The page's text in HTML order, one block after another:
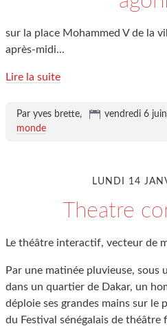
sur la place Mohammed V de la
après-midi...
Lire la suite
Par yves brette, vendredi 6
monde
LUNDI 14
Theatre
Le théâtre interactif, vecteur de
Par une matinée pluvieuse,
dans un quartier de Dakar, un
déploie ses grandes mains sur le
du Festival sénégalais de théâtre